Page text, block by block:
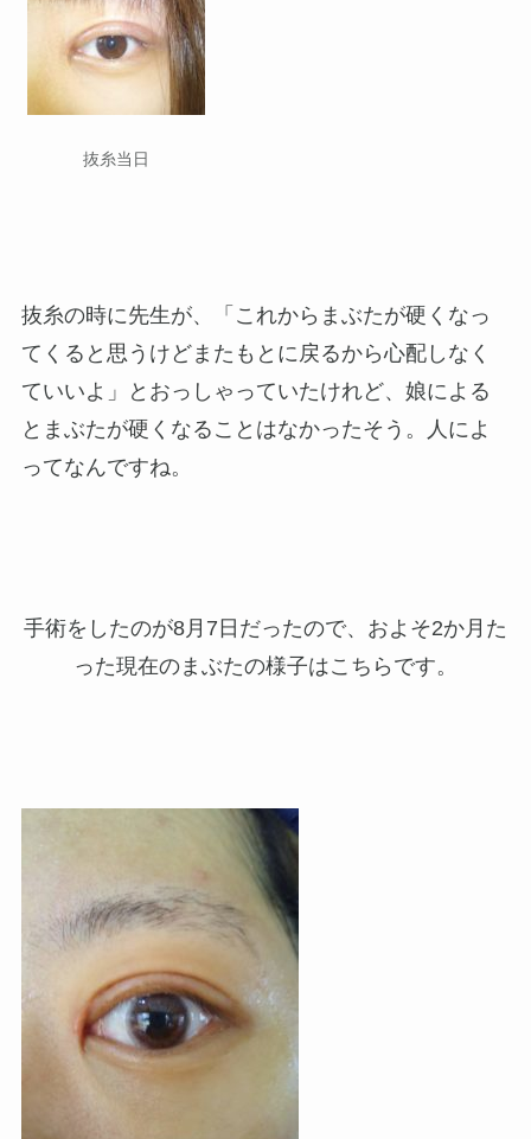
抜糸当日
抜糸の時に先生が、「これからまぶたが硬くなっ
てくると思うけどまたもとに戻るから心配しなく
ていいよ」とおっしゃっていたけれど、娘による
とまぶたが硬くなることはなかったそう。人によ
ってなんですね。
手術をしたのが8月7日だったので、およそ2か月た
った現在のまぶたの様子はこちらです。